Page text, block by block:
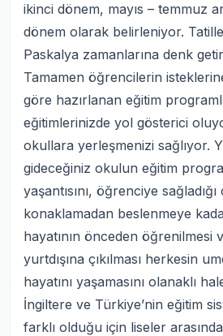
ikinci dönem, mayıs – temmuz
dönem olarak belirleniyor.
Paskalya zamanlarına denk
Tamamen öğrencilerin
göre hazırlanan eğitim
eğitimlerinizde yol gösterici
okullara yerleşmenizi sağlıyor.
gideceğiniz okulun eğitim
yaşantısını, öğrenciye
konaklamadan beslenmeye
hayatının önceden öğrenilmesi
yurtdışına çıkılması herkesin
hayatını yaşamasını olanaklı
İngiltere ve Türkiye’nin eğitim
farklı olduğu için liseler